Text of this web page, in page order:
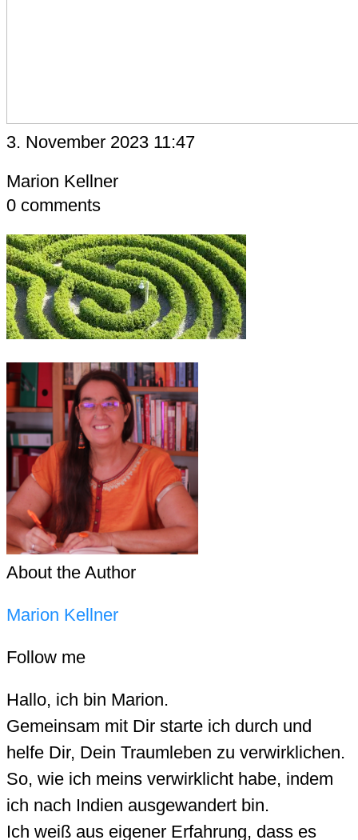
3. November 2023 11:47
Marion Kellner
0 comments
About the Author
Marion Kellner
Follow me
Hallo, ich bin Marion.
Gemeinsam mit Dir starte ich durch und
helfe Dir, Dein Traumleben zu verwirklichen.
So, wie ich meins verwirklicht habe, indem
ich nach Indien ausgewandert bin.
Ich weiß aus eigener Erfahrung, dass es